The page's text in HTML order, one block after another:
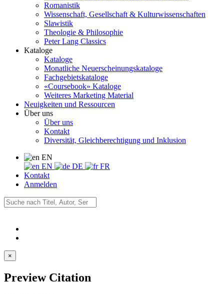
Romanistik
Wissenschaft, Gesellschaft & Kulturwissenschaften
Slawistik
Theologie & Philosophie
Peter Lang Classics
Kataloge
Kataloge
Monatliche Neuerscheinungskataloge
Fachgebietskataloge
«Coursebook» Kataloge
Weiteres Marketing Material
Neuigkeiten und Ressourcen
Über uns
Über uns
Kontakt
Diversität, Gleichberechtigung und Inklusion
EN
EN
DE
FR
Kontakt
Anmelden
×
Preview Citation